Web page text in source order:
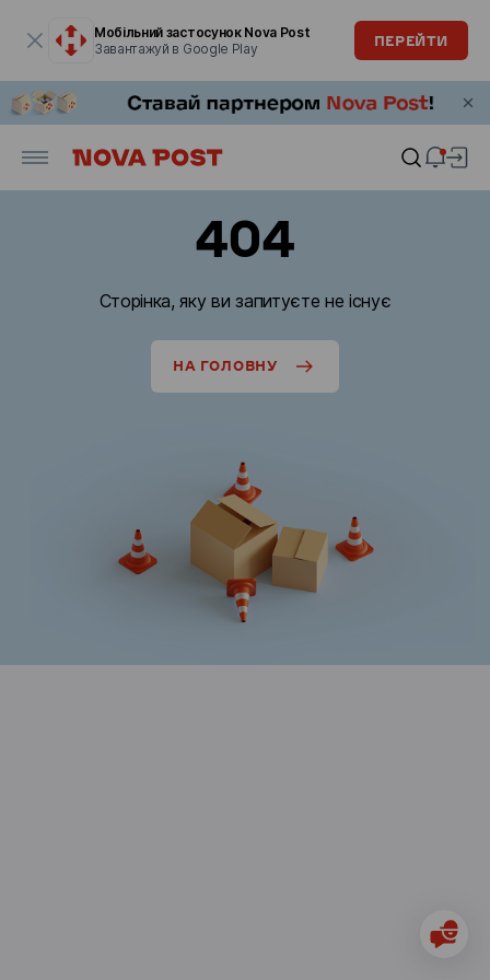
Мобільний застосунок Nova Post
Завантажуй в Google Play
ПЕРЕЙТИ
404
Сторінка, яку ви запитуєте не існує
НА ГОЛОВНУ